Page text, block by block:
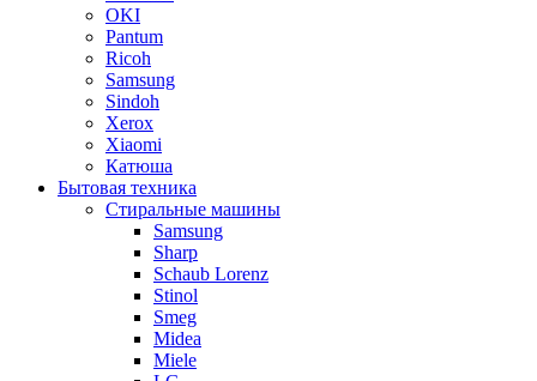
OKI
Pantum
Ricoh
Samsung
Sindoh
Xerox
Xiaomi
Катюша
Бытовая техника
Стиральные машины
Samsung
Sharp
Schaub Lorenz
Stinol
Smeg
Midea
Miele